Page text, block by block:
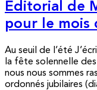
Éditorial de
pour le mois
Au seuil de l’été
la fête solennelle
nous nous sommes
ordonnés jubilaires